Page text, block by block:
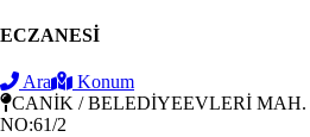
ECZANESİ
Ara
Konum
CANİK / BELEDİYEEVLERİ MAH.
NO:61/2